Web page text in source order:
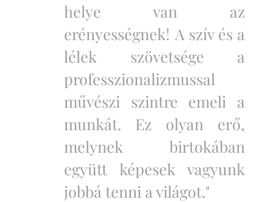
helye van az
erényességnek! A szív és a
lélek szövetsége a
professzionalizmussal
művészi szintre emeli a
munkát. Ez olyan erő,
melynek birtokában
együtt képesek vagyunk
jobbá tenni a világot."